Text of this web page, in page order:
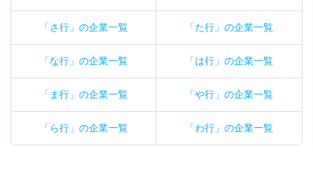
「さ行」の企業一覧 「た行」の企業一覧
「な行」の企業一覧 「は行」の企業一覧
「ま行」の企業一覧 「や行」の企業一覧
「ら行」の企業一覧 「わ行」の企業一覧